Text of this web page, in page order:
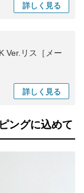
詳しく 見る
Ver.リス［メー
詳しく 見る
ングに込めて